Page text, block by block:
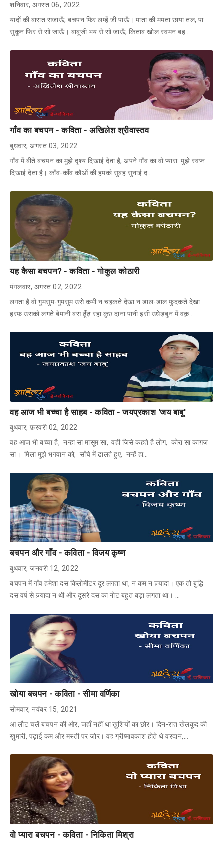
शनिवार, अगस्त 06, 2022
यादों की बारात सजाऊँ, बचपन फिर लम्हें जी पाऊँ। माता की ममता छाया तल, पा
सुकून फिर से सो जाऊँ। बाबूजी भय से सो जाऊँ, किताब खोल स्वमन बह…
गाँव का बचपन - कविता - अखिलेश श्रीवास्तव
बुधवार, अगस्त 03, 2022
गाँव में बीते बचपन का मुझे दृश्य दिखाई देता है, अपने गाँव का वो प्यारा मुझे स्वप्न
दिखाई देता है। काँव-काँव कौओं की हमको सुबह सुनाई द…
यह कैसा बचपन? - कविता - गोकुल कोठारी
मंगलवार, अगस्त 02, 2022
लगता है वो गुमसुम-गुमसुम उसे कभी न चहकते देखा न डाल-डाल फुदकते देखा
हरफ़ उसको लगते बेमानी बस ढूँढ़ रहा कुछ दाना पानी इसी उधेड़बुन में वक़…
वह आज भी बच्चा है साहब - कविता - जयप्रकाश 'जय बाबू'
बुधवार, फ़रवरी 02, 2022
वह आज भी बच्चा है, नन्हा सा मासूम सा, वही जिसे कहते है लोग, कोरा सा काग़ज़
सा। मिला मुझे भगवान को, साँचे में ढालते हुए, नन्हें हा…
बचपन और गाँव - कविता - विजय कृष्ण
बुधवार, जनवरी 12, 2022
बचपन में गाँव हमेशा दस किलोमीटर दूर लगता था, न कम न ज़्यादा। एक तो बुद्धि
दस वर्ष से ज़्यादा न थी और दूसरे दस का नोट बहुत बड़ा लगता था। …
खोया बचपन - कविता - सीमा वर्णिका
सोमवार, नवंबर 15, 2021
आ लौट चलें बचपन की ओर, जहाँ नहीं था ख़ुशियों का छोर। दिन-रात खेलकूद की
ख़ुमारी, पढ़ाई कम और मस्ती पर जोर। वह ग्रीष्मावकाश होते थे वरदान,…
वो प्यारा बचपन - कविता - निकिता मिश्रा